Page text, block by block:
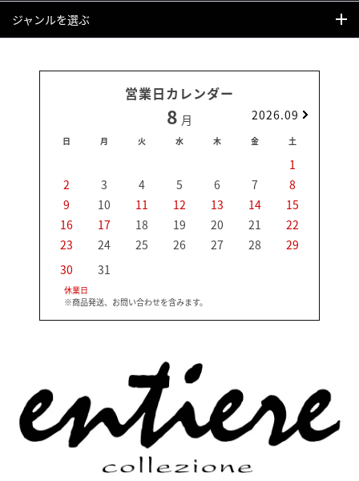
ジャンルを選ぶ
営業日カレンダー
8 月 2026.09
日 月 火 水 木 金 土
1
2
3 4 5 6 7
8
9
10 11 12 13 14
15
16
17 18 19 20 21
22
23
24 25 26 27 28
29
30
31
休業日
※商品発送、お問い合わせを含みます。